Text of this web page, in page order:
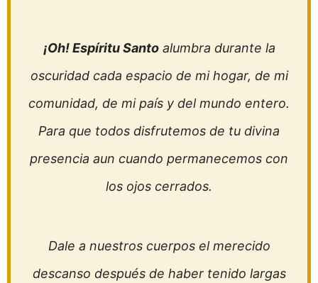
¡Oh! Espíritu Santoalumbra durante la
oscuridad cada espacio de mi hogar, de mi
comunidad, de mi país y del mundo entero.
Para que todos disfrutemos de tu divina
presencia aun cuando permanecemos con
los ojos cerrados.
Dale a nuestros cuerpos el merecido
descanso después de haber tenido largas